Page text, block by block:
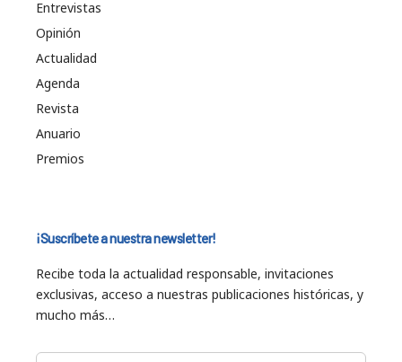
Entrevistas
Opinión
Actualidad
Agenda
Revista
Anuario
Premios
¡Suscríbete a nuestra newsletter!
Recibe toda la actualidad responsable, invitaciones
exclusivas, acceso a nuestras publicaciones históricas, y
mucho más…